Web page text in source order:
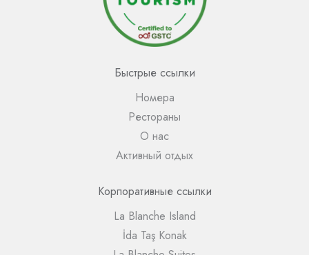
Быстрые ссылки
Номера
Рестораны
О нас
Активный отдых
Корпоративные ссылки
La Blanche Island
İda Taş Konak